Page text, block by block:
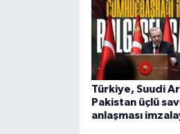
Türkiye, Suudi
Pakistan üçlü
anlaşması